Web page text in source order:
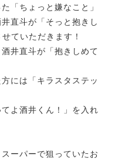
「ちょっと嫌なこと」
直斗が「そっと抱きし
ていただきます！
井直斗が「抱きしめて
には「キラスタステッ
よ酒井くん！」を入れ
ーパーで狙っていたお